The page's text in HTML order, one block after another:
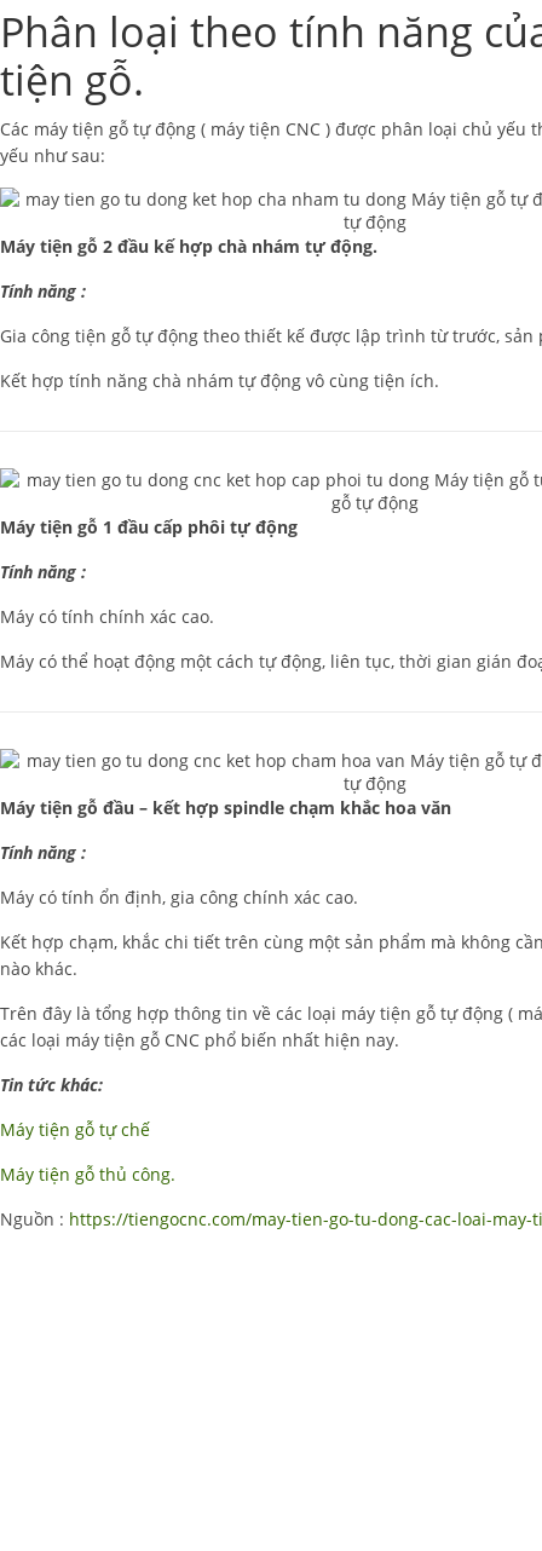
Phân loại theo tính năng
tiện gỗ.
Các máy tiện gỗ tự động ( máy tiện CNC ) được phân loại chủ yếu
yếu như sau:
Máy tiện gỗ 2 đầu kế hợp chà nhám tự động.
Tính năng :
Gia công tiện gỗ tự động theo thiết kế được lập trình từ trước, sản
Kết hợp tính năng chà nhám tự động vô cùng tiện ích.
Máy tiện gỗ 1 đầu cấp phôi tự động
Tính năng :
Máy có tính chính xác cao.
Máy có thể hoạt động một cách tự động, liên tục, thời gian gián
Máy tiện gỗ đầu – kết hợp spindle chạm khắc hoa văn
Tính năng :
Máy có tính ổn định, gia công chính xác cao.
Kết hợp chạm, khắc chi tiết trên cùng một sản phẩm mà không
nào khác.
Trên đây là tổng hợp thông tin về các loại máy tiện gỗ tự động (
các loại máy tiện gỗ CNC phổ biến nhất hiện nay.
Tin tức khác:
Máy tiện gỗ tự chế
Máy tiện gỗ thủ công.
Nguồn : https://tiengocnc.com/may-tien-go-tu-dong-cac-loai-may-